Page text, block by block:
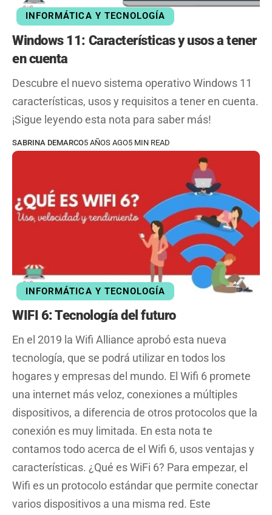
INFORMÁTICA Y TECNOLOGÍA
Windows 11: Características y usos a tener
en cuenta
Descubre el nuevo sistema operativo Windows 11
características, usos y requisitos a tener en cuenta.
¡Sigue leyendo esta nota para saber más!
SABRINA DEMARCO5 AÑOS AGO5 MIN READ
INFORMÁTICA Y TECNOLOGÍA
WIFI 6: Tecnología del futuro
En el 2019 la Wifi Alliance aprobó esta nueva
tecnología, que se podrá utilizar en todos los
hogares y empresas del mundo. El Wifi 6 promete
una internet más veloz, conexiones a múltiples
dispositivos, a diferencia de otros protocolos que la
conexión es muy limitada. En esta nota te
contamos todo acerca de el Wifi 6, usos ventajas y
características. ¿Qué es WiFi 6? Para empezar, el
Wifi es un protocolo estándar que permite conectar
varios dispositivos a una misma red. Este